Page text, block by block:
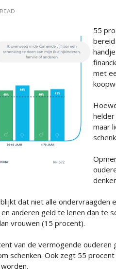
READ
55
bereid
met
maar
dat niet alle ondervraagden
en anderen geld te lenen dan te
vrouwen (15 procent).
van de vermogende
schenken. Ook zegt 55